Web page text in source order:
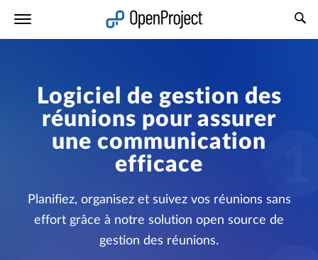
Logiciel de gestion des
réunions pour assurer
une communication
efficace
Planifiez, organisez et suivez vos réunions sans
effort grâce à notre solution open source de
gestion des réunions.
Ouvrir le lien dans un nouvel onglet